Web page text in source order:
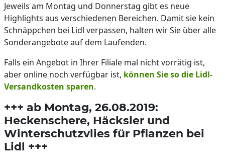
Jeweils am Montag und Donnerstag gibt es neue
Highlights aus verschiedenen Bereichen. Damit sie kein
Schnäppchen bei Lidl verpassen, halten wir Sie über alle
Sonderangebote auf dem Laufenden.
Falls ein Angebot in Ihrer Filiale mal nicht vorrätig ist,
aber online noch verfügbar ist, können Sie so die Lidl-
Versandkosten sparen.
+++ ab Montag, 26.08.2019:
Heckenschere, Häcksler und
Winterschutzvlies für Pflanzen bei
Lidl +++